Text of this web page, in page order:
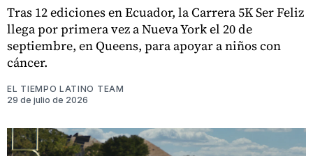
Tras 12 ediciones en Ecuador, la Carrera 5K Ser Feliz
llega por primera vez a Nueva York el 20 de
septiembre, en Queens, para apoyar a niños con
cáncer.
EL TIEMPO LATINO TEAM
29 de julio de 2026